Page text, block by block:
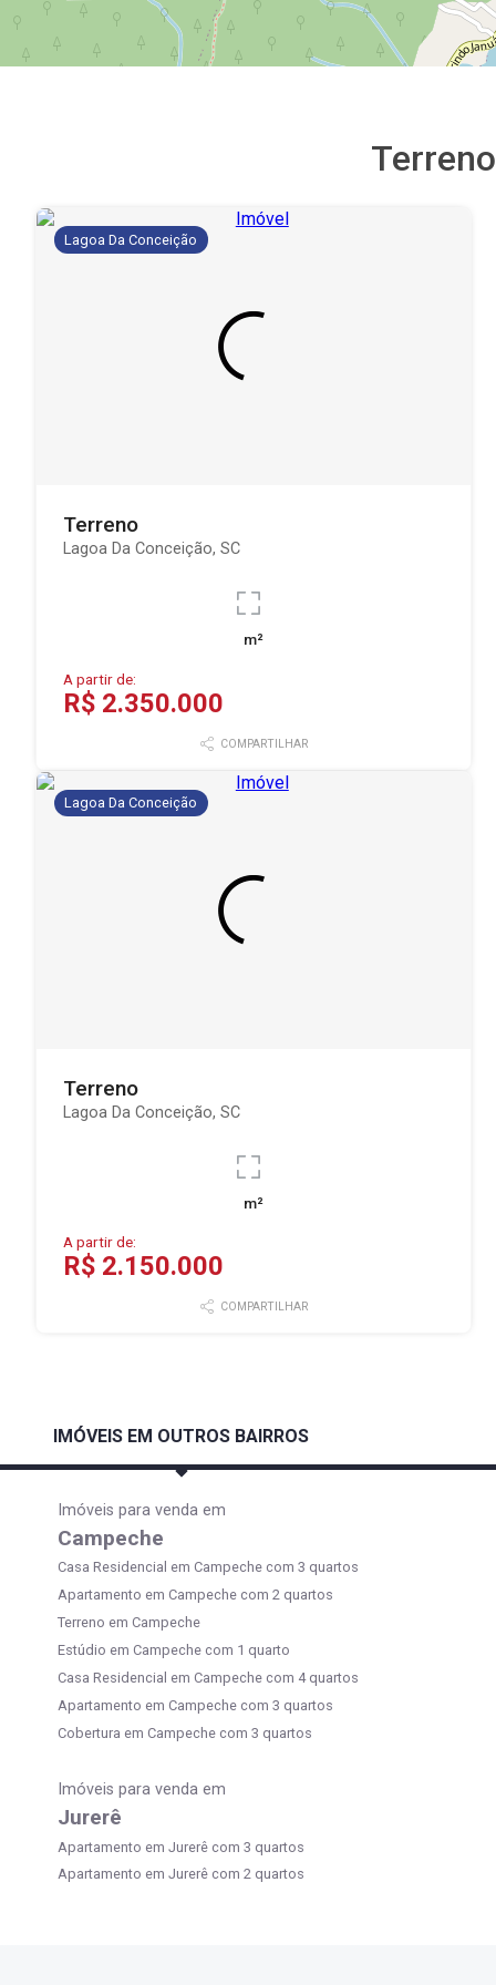
Lagoa Da Conceição
Terreno
Lagoa Da Conceição, SC
m²
A partir de:
R$ 2.350.000
COMPARTILHAR
Lagoa Da Conceição
Terreno
Lagoa Da Conceição, SC
m²
A partir de:
R$ 2.150.000
COMPARTILHAR
IMÓVEIS EM OUTROS BAIRROS
Imóveis para venda em
Campeche
Casa Residencial em Campeche com 3 quartos
Apartamento em Campeche com 2 quartos
Terreno em Campeche
Estúdio em Campeche com 1 quarto
Casa Residencial em Campeche com 4 quartos
Apartamento em Campeche com 3 quartos
Cobertura em Campeche com 3 quartos
Imóveis para venda em
Jurerê
Apartamento em Jurerê com 3 quartos
Apartamento em Jurerê com 2 quartos